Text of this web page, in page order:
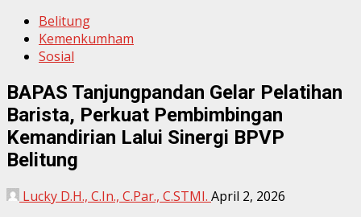
Belitung
Kemenkumham
Sosial
BAPAS Tanjungpandan Gelar Pelatihan
Barista, Perkuat Pembimbingan
Kemandirian Lalui Sinergi BPVP
Belitung
Lucky D.H., C.In., C.Par., C.STMI. April 2, 2026